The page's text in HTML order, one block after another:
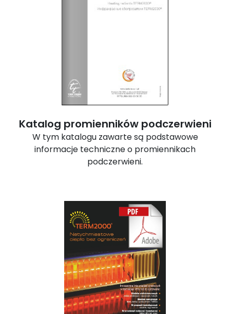
Katalog promienników podczerwieni
W tym katalogu zawarte są podstawowe
informacje techniczne o promiennikach
podczerwieni.